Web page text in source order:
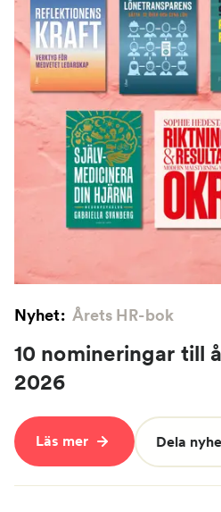
Nyhet: Årets HR-bok
10 nomineringar till
2026
Läs mer Dela